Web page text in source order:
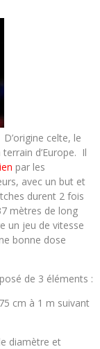
D’origine celte, le
d’Europe. Il
par les
avec un but et
durent 2 fois
mètres de long
un jeu de vitesse
bonne dose
de 3 éléments :
cm à 1 m suivant
diamètre et